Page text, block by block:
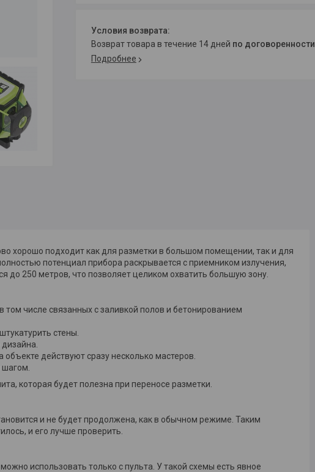
возврат товара в течение 14 дней по договоренности
Подробнее
хорошо подходит как для разметки в большом помещении, так и для
потенциал прибора раскрывается с приемником излучения,
250 метров, что позволяет целиком охватить большую зону.
том числе связанных с заливкой полов и бетонированием
стены.
действуют сразу несколько мастеров.
которая будет полезна при переносе разметки.
и не будет продолжена, как в обычном режиме. Таким
и его лучше проверить.
использовать только с пульта. У такой схемы есть явное